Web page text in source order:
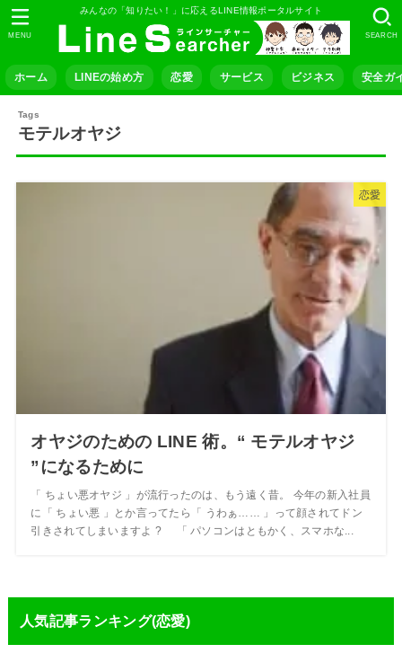
みんなの「知りたい！」に応えるLINE情報ポータルサイト
ホーム LINEの始め方 恋愛 サービス ビジネス 安全ガ
SEARCH
MENU
モテルオヤジ
恋愛
オヤジのための LINE 術。“ モテルオヤジ
”になるために
「 ちょい悪オヤジ 」が流行ったのは、もう遠く昔。 今年の新入社員
に「 ちょい悪 」とか言ってたら「 うわぁ…… 」って顔されてドン
引きされてしまいますよ ? 「 パソコンはともかく、スマホな...
人気記事ランキング(恋愛)